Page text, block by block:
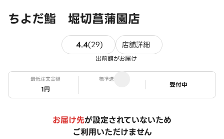
ちよだ鮨 堀切菖蒲園店
4.4(29) 29件のレビュー
店舗詳細
出前館がお届け
最低注文金額
1円
標準送料
ステータス
受付中
お届け先が設定されていないため
ご利用いただけません